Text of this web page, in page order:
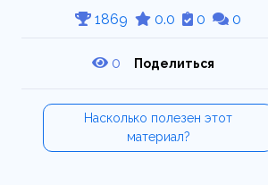
1869
0.0 0 0
0 Поделиться
Насколько полезен этот
материал?